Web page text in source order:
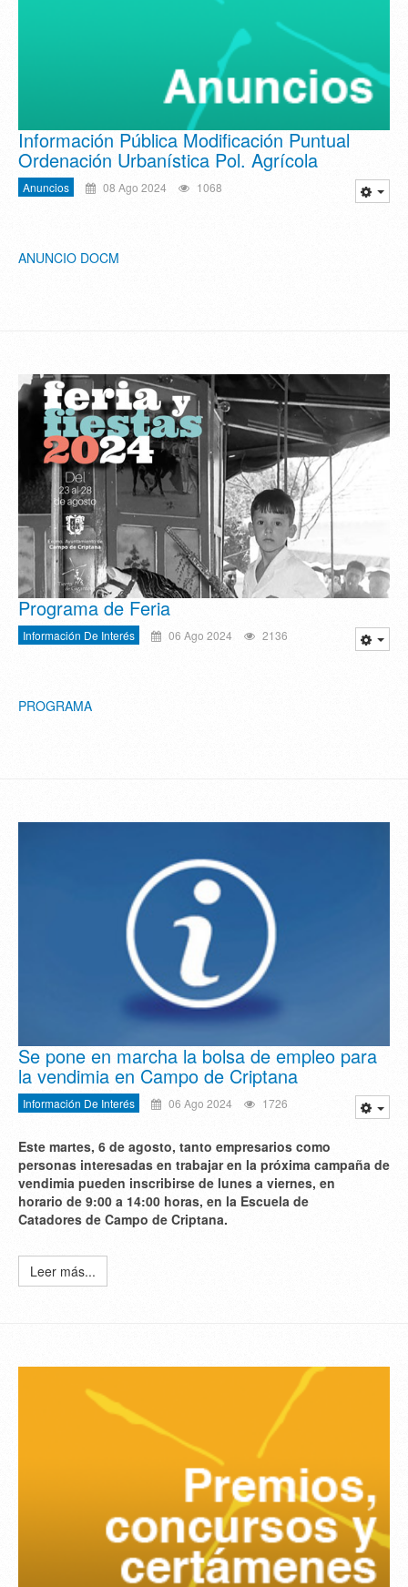
Información Pública Modificación Puntual
Ordenación Urbanística Pol. Agrícola
Anuncios 08 Ago 2024 1068
ANUNCIO DOCM
Programa de Feria
Información De Interés 06 Ago 2024 2136
PROGRAMA
Se pone en marcha la bolsa de empleo para
la vendimia en Campo de Criptana
Información De Interés 06 Ago 2024 1726
Este martes, 6 de agosto, tanto empresarios como
personas interesadas en trabajar en la próxima campaña de
vendimia pueden inscribirse de lunes a viernes, en
horario de 9:00 a 14:00 horas, en la Escuela de
Catadores de Campo de Criptana.
Leer más...